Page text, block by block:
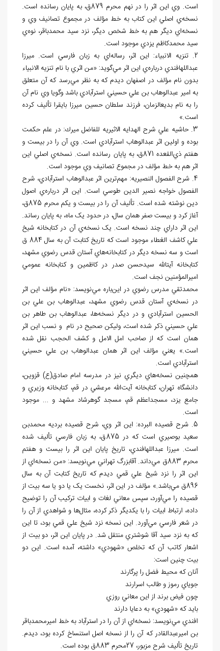
است. وي اين اثر را در نهم محرم 879ق، به پايان رسانده است.
نسخهي اصلي اين کتاب به خط مؤلف در مجموع تصانيف وي و
نسخهاي ديگر هم به خط شخص ديگر، نزد سيد محمدباقر، نوهي
سيد محمدکاظم يزدي موجود است.
2. تنزيه الانبياء: اين اثر، رساله
اي به زبان فارسي است. ميرزا
عبدالله‏افندي دربارهي اين اثر ميگويد: «من اثري با نام تنزيه الانبياء
بدون نام مؤلف در اصفهان ديدم که به نظر ميرسد که آن متعلق
به امير عبدالوهاب بن علي حسيني استرآبادي باشد وگويا وي نام آن
را به نام بديع‏الزمان، فرزند سلطان حسين ميرزا بايقرا تأليف کرده
است.»
3. حاشيه علي شرح الهدايه الاثيريه للفاضل ميرك: در علم حکمت
بوده و اولين اثر عبدالوهاب استرآبادي است. وي آن را در بيست و
هفتم ذيالقعده 871ق، به پايان رسانده است. نسخه
ي اصلي اين
اثر هم به خط مؤلف در مجموع تصانيف وي موجود است.
4. شرح الفصول النصيريه: مهم
ترين اثر عبدالوهاب استرآبادي، شرح
الفصول خواجه نصير الدين طوسي است. اين اثر دربارهي اصول
دين نوشته شده است. تأليف آن را در بيست و يکم محرم 875ق،
آغاز کرد و بيست صفر همان سال، در حدود يک ماه، به پايان رساند.
اين اثر داراي چند نسخه است. يک نسخهي آن در کتابخانه شيخ
علي کاشف الغطاء موجود است که تاريخ کتابت آن به سال 884 ق
است و سه نسخه ديگر در کتابخانههاي آستان قدس رضوي مشهد،
کتابخانه آيت‏الله سيدحسن صدر در کاظمين و کتابخانه عمومي
اميرالمؤمنين نجف است.
محمدتقي مدرس رضوي در اينباره مينويسد: «نام مؤلف اين اثر
در نسخهي آستان قدس رضوي مشهد، عبدالوهاب بن علي بن
الحسين استرآبادي و در ديگر نسخهها، عبدالوهاب بن طاهر بن
علي حسيني ذکر شده است، وليکن صحيح در نام و نسب اين اثر
همان است که از صاحب امل الامل و کشف الحجب نقل شده
است.» يعني مؤلف اين اثر همان عبدالوهاب بن علي حسيني
استرآبادي است.
همچنين نسخههاي ديگري نيز در مدرسه امام صادق(ع) قزوين،
دانشگاه تهران، کتابخانه آيتالله مرعشي در قم، کتابخانه وزيري و
جامع يزد، مسجداعظم قم، مسجد گوهرشاد مشهد و ... موجود
است.
5. شرح قصيده البرده: اين اثر وي، شرح قصيده برديه محمدبن
سعيد بوصيري است که در 875ق، به زبان فارسي تأليف شده
است. ميرزا عبدالله‏افندي، تاريخ پايان اين اثر را بيست و هفتم
محرم 883ق مي
داند. آقابزرگ تهراني مينويسد: «من نسخهاي از
اين اثر را نزد شيخ علي قمي ديدم که تاريخ کتابت آن به سال
896ق مي
باشد.» مؤلف در اين اثر، نخست يک يا دو يا سه بيت از
قصيده را ميآورد، سپس معاني لغات و ابيات ترکيب آن را توضيح
داده، ارتباط ابيات را با يکديگر ذکر کرده، مثالها و شواهدي از آن را
در شعر فارسي ميآورد. اين نسخه نزد شيخ علي قمي بود، تا اين
که به نزد سيد آقا شوشتري منتقل شد. در پايان اين اثر، دو بيت از
اشعار کاتب آن که تخلص «شهودي» داشته، آمده است. اين دو
بيت چنين است:
آنان که محيط فضل را پرگارند
جوياي رموز و طالب اسرارند
چون فيض برند از اين معاني روزي
بايد که «شهودي» به دعايا دارند
افندي مينويسد: نسخهاي از آن را در استرآباد به خط اميرمحمدباقر
بن اميرعبدالقادر که آن را از نسخه اصل استنساخ کرده بود، ديدم.
تاريخ تأليف شرح مزبور، 27محرم 883ق بوده است.